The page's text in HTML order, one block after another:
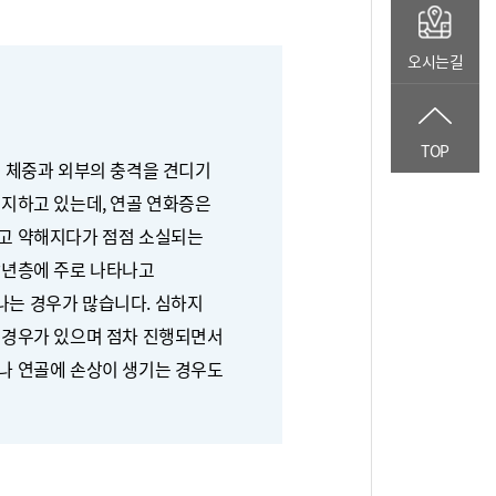
오시는길
TOP
중과 외부의 충격을 견디기
하고 있는데, 연골 연화증은
약해지다가 점점 소실되는
층에 주로 나타나고
경우가 많습니다. 심하지
우가 있으며 점차 진행되면서
연골에 손상이 생기는 경우도